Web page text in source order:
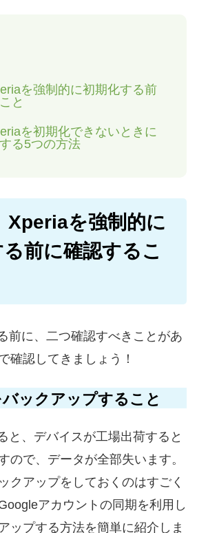
を強制的に初期化する前
と
を初期化できないときに
る5つの方法
Xperiaを強制的に
前に確認するこ
前に、二つ確認すべきことがあ
確認してきましょう！
ックアップすること
と、デバイスが工場出荷すると
ので、データが全部失います。
クアップをしておくのはすごく
アカウントの同期を利用し
ップする方法を簡単に紹介しま